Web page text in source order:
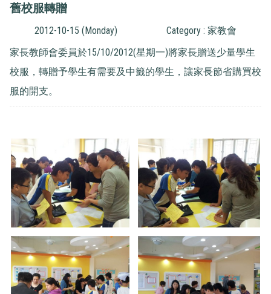
舊校服轉贈
2012-10-15 (Monday)
Category : 家教會
家長教師會委員於15/10/2012(星期一)將家長贈送少量學生
校服，轉贈予學生有需要及中籤的學生，讓家長節省購買校
服的開支。